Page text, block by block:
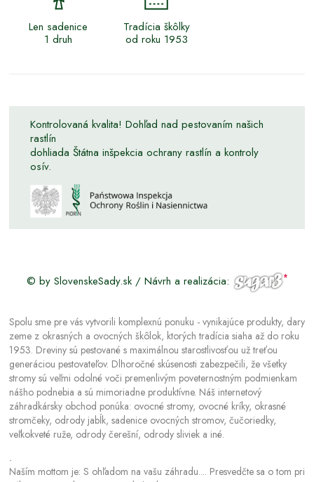
Len sadenice
1 druh
Tradícia škôlky
od roku 1953
Kontrolovaná kvalita! Dohľad nad pestovaním našich
rastlín
dohliada Štátna inšpekcia ochrany rastlín a kontroly
osív.
© by SlovenskeSady.sk / Návrh a realizácia:
Spolu sme pre vás vytvorili komplexnú ponuku - vynikajúce produkty, dary
zeme z okrasných a ovocných škôlok, ktorých tradícia siaha až do roku
1953. Dreviny sú pestované s maximálnou starostlivosťou už treťou
generáciou pestovateľov. Dlhoročné skúsenosti zabezpečili, že všetky
stromy sú veľmi odolné voči premenlivým poveternostným podmienkam
nášho podnebia a sú mimoriadne produktívne. Náš internetový
záhradkársky obchod ponúka: ovocné stromy, ovocné kríky, okrasné
stromčeky, odrody jabĺk, sadenice ovocných stromov, čučoriedky,
veľkokveté ruže, odrody čerešní, odrody sliviek a iné.
.
Naším mottom je: S ohľadom na vašu záhradu.... Presvedčte sa o tom pri